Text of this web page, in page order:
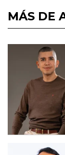
MÁS DE